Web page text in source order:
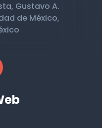
Gustavo A.
de México,